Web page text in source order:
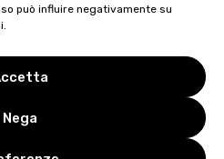
può influire negativamente su
Nega
è prodotto su licenza da
info@vieffenoselab.com
| P.IVA: 03739800401